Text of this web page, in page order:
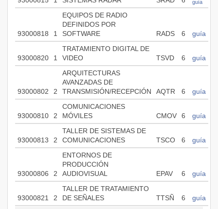
guía
93000818 1
EQUIPOS DE RADIO
DEFINIDOS POR
SOFTWARE
RADS 6 guía
93000820 1
TRATAMIENTO DIGITAL DE
VIDEO
TSVD 6 guía
93000802 2
ARQUITECTURAS
AVANZADAS DE
TRANSMISIÓN/RECEPCIÓN
AQTR 6 guía
93000810 2
COMUNICACIONES
MÓVILES
CMOV 6 guía
93000813 2
TALLER DE SISTEMAS DE
COMUNICACIONES
TSCO 6 guía
93000806 2
ENTORNOS DE
PRODUCCIÓN
AUDIOVISUAL
EPAV 6 guía
93000821 2
TALLER DE TRATAMIENTO
DE SEÑALES
TTSÑ 6 guía